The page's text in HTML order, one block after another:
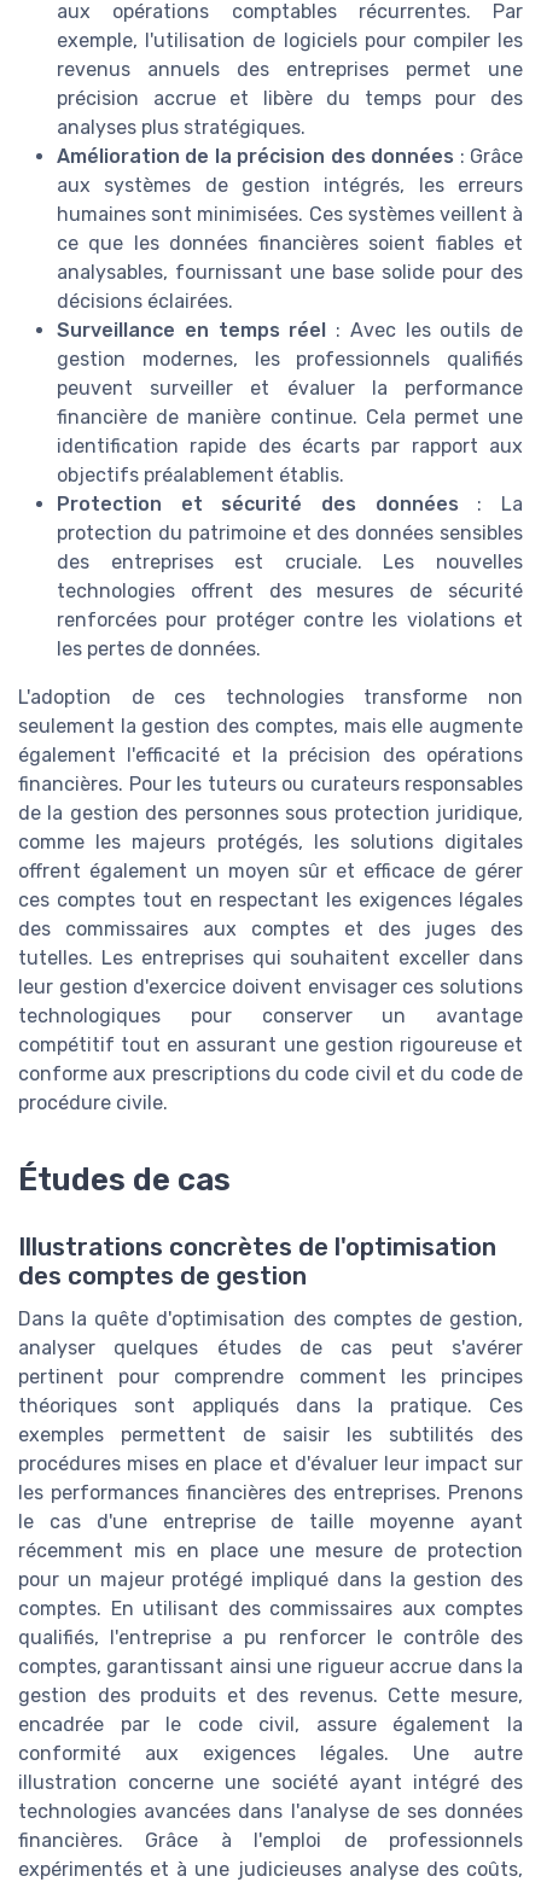
aux opérations comptables récurrentes. Par
exemple, l'utilisation de logiciels pour compiler les
revenus annuels des entreprises permet une
précision accrue et libère du temps pour des
analyses plus stratégiques.
Amélioration de la précision des données : Grâce
aux systèmes de gestion intégrés, les erreurs
humaines sont minimisées. Ces systèmes veillent à
ce que les données financières soient fiables et
analysables, fournissant une base solide pour des
décisions éclairées.
Surveillance en temps réel : Avec les outils de
gestion modernes, les professionnels qualifiés
peuvent surveiller et évaluer la performance
financière de manière continue. Cela permet une
identification rapide des écarts par rapport aux
objectifs préalablement établis.
Protection et sécurité des données : La
protection du patrimoine et des données sensibles
des entreprises est cruciale. Les nouvelles
technologies offrent des mesures de sécurité
renforcées pour protéger contre les violations et
les pertes de données.
L'adoption de ces technologies transforme non
seulement la gestion des comptes, mais elle augmente
également l'efficacité et la précision des opérations
financières. Pour les tuteurs ou curateurs responsables
de la gestion des personnes sous protection juridique,
comme les majeurs protégés, les solutions digitales
offrent également un moyen sûr et efficace de gérer
ces comptes tout en respectant les exigences légales
des commissaires aux comptes et des juges des
tutelles. Les entreprises qui souhaitent exceller dans
leur gestion d'exercice doivent envisager ces solutions
technologiques pour conserver un avantage
compétitif tout en assurant une gestion rigoureuse et
conforme aux prescriptions du code civil et du code de
procédure civile.
Études de cas
Illustrations concrètes de l'optimisation
des comptes de gestion
Dans la quête d'optimisation des comptes de gestion,
analyser quelques études de cas peut s'avérer
pertinent pour comprendre comment les principes
théoriques sont appliqués dans la pratique. Ces
exemples permettent de saisir les subtilités des
procédures mises en place et d'évaluer leur impact sur
les performances financières des entreprises. Prenons
le cas d'une entreprise de taille moyenne ayant
récemment mis en place une mesure de protection
pour un majeur protégé impliqué dans la gestion des
comptes. En utilisant des commissaires aux comptes
qualifiés, l'entreprise a pu renforcer le contrôle des
comptes, garantissant ainsi une rigueur accrue dans la
gestion des produits et des revenus. Cette mesure,
encadrée par le code civil, assure également la
conformité aux exigences légales. Une autre
illustration concerne une société ayant intégré des
technologies avancées dans l'analyse de ses données
financières. Grâce à l'emploi de professionnels
expérimentés et à une judicieuses analyse des coûts,